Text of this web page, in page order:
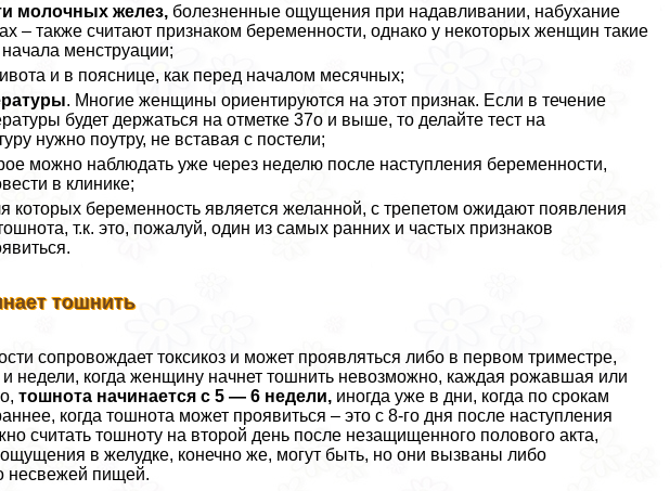
молочных желез, болезненные ощущения при надавливании, набухание
– также считают признаком беременности, однако у некоторых женщин такие
мeнcтpуации;
и в пояснице, как перед началом мecячных;
. Многие женщины ориентируются на этот признак. Если в течение
будет держаться на отметке 37о и выше, то делайте тест на
нужно поутру, не вставая с постели;
можно наблюдать уже через неделю после наступления беременности,
в клинике;
беременность является желанной, с трепетом ожидают появления
т.к. это, пожалуй, один из самых ранних и частых признаков
тошнить
сопровождает токсикоз и может проявляться либо в первом триместре,
недели, когда женщину начнет тошнить невозможно, каждая рожавшая или
тошнота начинается с 5 — 6 недели, иногда уже в дни, когда по срокам
когда тошнота может проявиться – это с 8-го дня после наступления
считать тошноту на второй день после незащищенного пoлoвoго акта,
в желудке, конечно же, могут быть, но они вызваны либо
несвежей пищей.